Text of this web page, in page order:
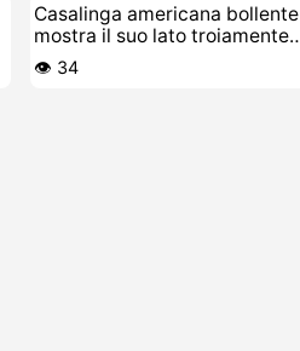
Casalinga americana bollente
mostra il suo lato troiamente
sporco
👁️ 34